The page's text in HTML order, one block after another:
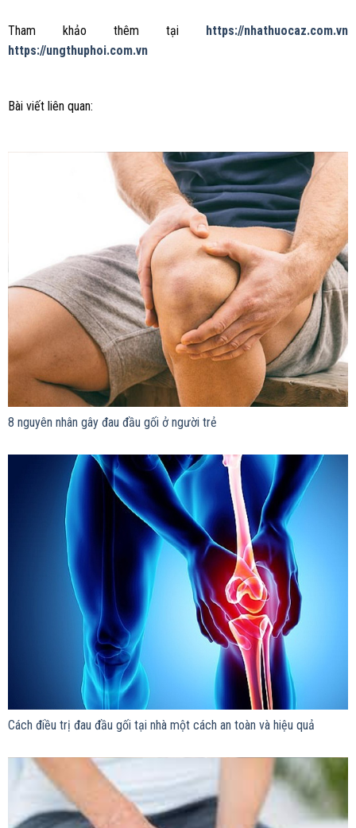
Tham khảo thêm tại https://nhathuocaz.com.vn
https://ungthuphoi.com.vn
Bài viết liên quan:
8 nguyên nhân gây đau đầu gối ở người trẻ
Cách điều trị đau đầu gối tại nhà một cách an toàn và hiệu quả